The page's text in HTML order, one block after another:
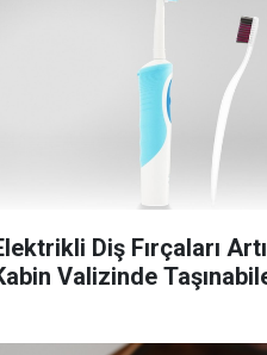
Diş Fırçaları
Valizinde